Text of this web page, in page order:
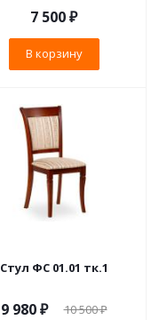
7 500₽
В корзину
Стул ФС 01.01 тк.1
9 980 ₽ 10 500 ₽